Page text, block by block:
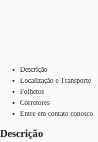
Descrição
Localização e Transporte
Folhetos
Corretores
Entre em contato conosco
Descrição